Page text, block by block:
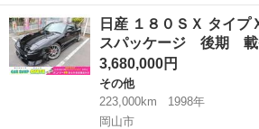
名： 日産 ■ 車種名： パオ ■ グレード名
プ 電動ルーフトップ ｗｅｄｓ１３インチ
グランプ エ...
岡山 岡山市 その他
日産 １８０ＳＸ タイ
スパッケージ 後期 載
3,680,000円
その他
223,000km
1998年
岡山市